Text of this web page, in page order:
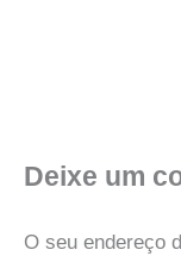
Deixe um
O seu endereço